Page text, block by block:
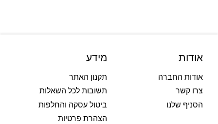
אודות
אודות החברה
צרו קשר
הסניף שלנו
מידע
תקנון האתר
תשובות לכל השאלות
ביטול עסקה והחלפות
הצהרת פרטיות